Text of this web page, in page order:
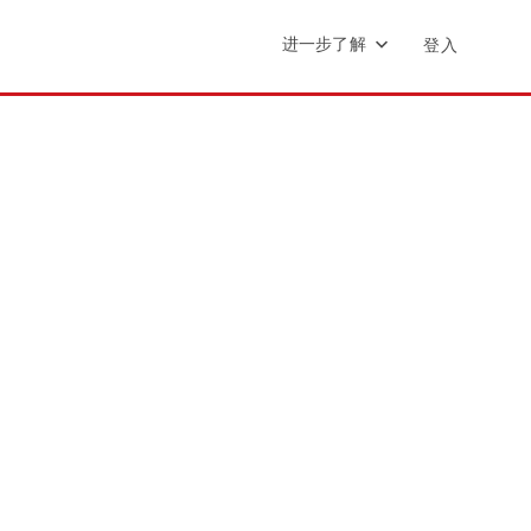
进一步了解 登入